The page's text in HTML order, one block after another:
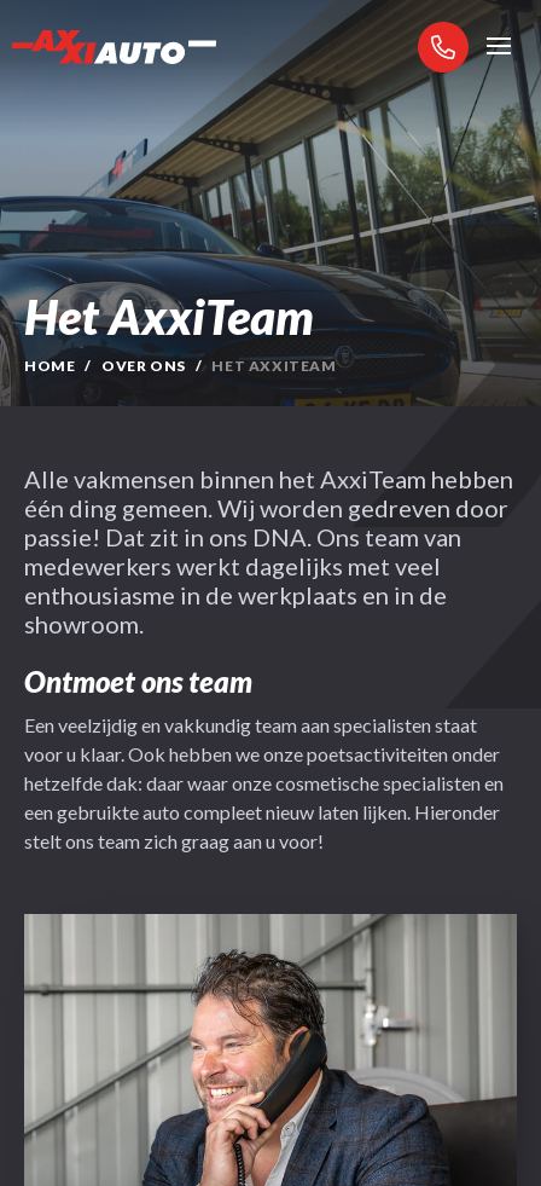
Collectie
Diensten
Over ons
Het AxxiTeam
HOME OVER ONS HET AXXITEAM
Alle vakmensen binnen het AxxiTeam hebben
één ding gemeen. Wij worden gedreven door
passie! Dat zit in ons DNA. Ons team van
medewerkers werkt dagelijks met veel
enthousiasme in de werkplaats en in de
showroom.
Ontmoet ons team
Een veelzijdig en vakkundig team aan specialisten staat
voor u klaar. Ook hebben we onze poetsactiviteiten onder
hetzelfde dak: daar waar onze cosmetische specialisten en
een gebruikte auto compleet nieuw laten lijken. Hieronder
stelt ons team zich graag aan u voor!